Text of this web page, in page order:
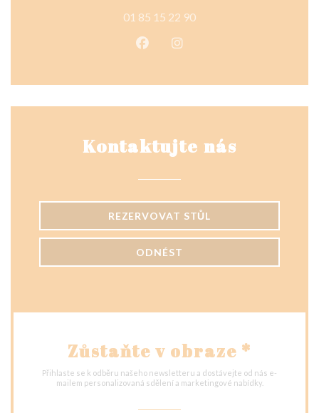
01 85 15 22 90
Facebook ((otevře se v novém
Instagram ((otevře se v
Kontaktujte nás
REZERVOVAT STŮL
ODNÉST
Zůstaňte v obraze *
Přihlaste se k odběru našeho newsletteru a dostávejte od nás e-
mailem personalizovaná sdělení a marketingové nabídky.